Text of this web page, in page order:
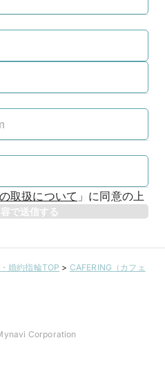
取扱について 」 に同意の上
容で送信する
婚約指輪TOP > CAFERING（カフェ
Corporation